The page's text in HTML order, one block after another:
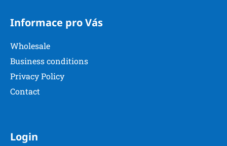
Informace pro Vás
Wholesale
Business conditions
Privacy Policy
Contact
Login